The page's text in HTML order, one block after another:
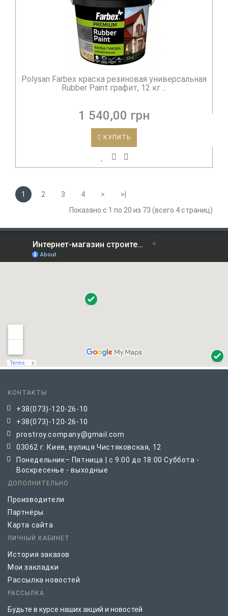
Polysan Farbex краска резиновая универсальная
Rubber Paint графит, 12 кг ...
1 540,00 грн
КУПИТЬ
1 2 3 4 >
>|
Показано с 1 по 20 из 73 (всего 4 страниц)
КОНТАКТЫ
+38(073)-120-26-10
+38(073)-120-26-10
prostroy.company@gmail.com
03062 г. Киев, вулиця Чистяковская, 12
Понедельник– Пятница | с 9:00 до 18:00 Суббота -
Воскресенье - выходные
ДОПОЛНИТЕЛЬНО
Производители
Партнёры
Карта сайта
ЛИЧНЫЙ КАБИНЕТ
История заказов
Мои закладки
Рассылка новостей
РАССЫЛКА
Будьте в курсе наших акций и новостей